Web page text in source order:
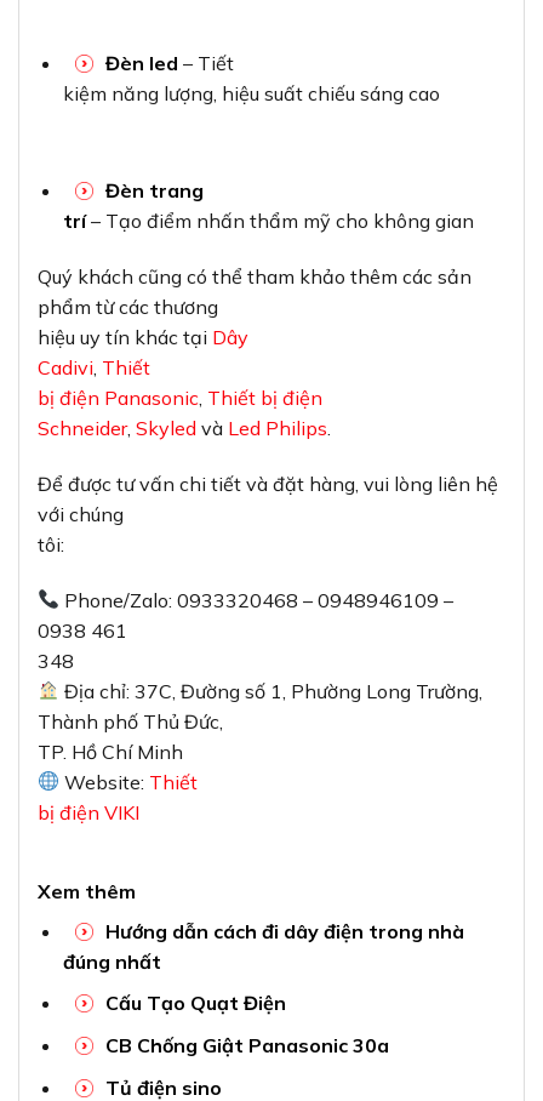
Đèn led – Tiết
kiệm năng lượng, hiệu suất chiếu sáng cao
Đèn trang
trí– Tạo điểm nhấn thẩm mỹ cho không gian
Quý khách cũng có thể tham khảo thêm các sản
phẩm từ các thương
hiệu uy tín khác tại Dây
Cadivi, Thiết
bị điện Panasonic, Thiết bị điện
Schneider, Skyled và Led Philips.
Để được tư vấn chi tiết và đặt hàng, vui lòng liên hệ
với chúng
tôi:
Phone/Zalo: 0933320468 – 0948946109 –
0938 461
348
Địa chỉ: 37C, Đường số 1, Phường Long Trường,
Thành phố Thủ Đức,
TP. Hồ Chí Minh
Website: Thiết
bị điện VIKI
Xem thêm
Hướng dẫn cách đi dây điện trong nhà
đúng nhất
Cấu Tạo Quạt Điện
CB Chống Giật Panasonic 30a
Tủ điện sino